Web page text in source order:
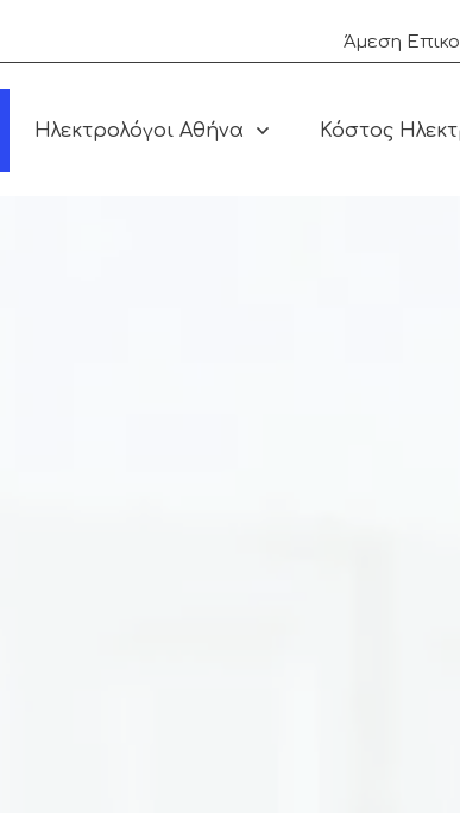
Άμεση
Ηλεκτρολόγοι Αθήνα Κόστος